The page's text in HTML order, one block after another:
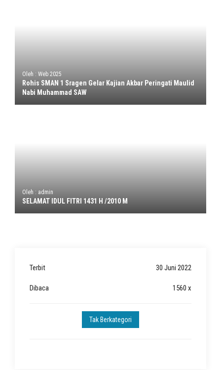
Oleh : Web 2025
Rohis SMAN 1 Sragen Gelar Kajian Akbar Peringati Maulid
Nabi Muhammad SAW
Oleh : admin
SELAMAT IDUL FITRI 1431 H /2010 M
Terbit 30 Juni 2022
Dibaca 1560 x
Tak Berkategori